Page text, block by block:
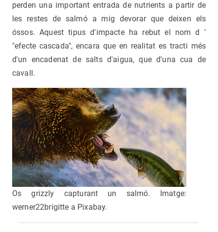
perden una important entrada de nutrients a partir de
les restes de salmó a mig devorar que deixen els
óssos. Aquest tipus d'impacte ha rebut el nom d '
"efecte cascada", encara que en realitat es tracti més
d'un encadenat de salts d'aigua, que d'una cua de
cavall.
Os grizzly capturant un salmó. Imatge:
werner22brigitte a Pixabay.